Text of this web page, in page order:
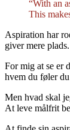
“With an
This
Aspiration har
giver mere plads.
For mig at se er
hvem du føler
Men hvad skal
At leve målfrit